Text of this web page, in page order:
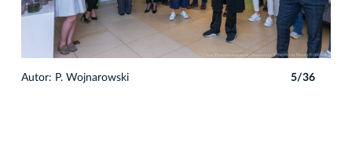
Autor: P. Wojnarowski 5/36